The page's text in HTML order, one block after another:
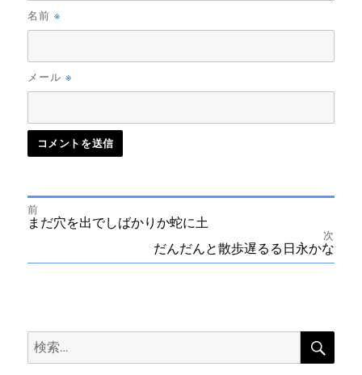
名前※
メール※
投
ゲ
前
前
の
まだ穴を出でしばかりか蛇に土
次
だんだんと散歩遅るる日永かな
検
索:
検